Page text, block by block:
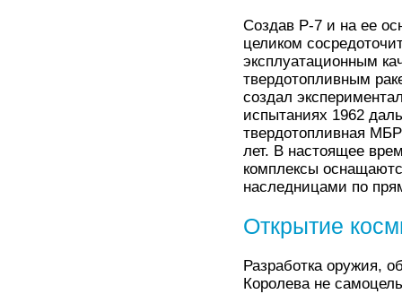
Создав Р-7 и на ее
целиком
эксплуатационным
твердотопливным
создал
испытаниях 1962
твердотопливная
лет. В настоящее
комплексы
наследницами по
Открытие
Разработка оружия,
Королева не